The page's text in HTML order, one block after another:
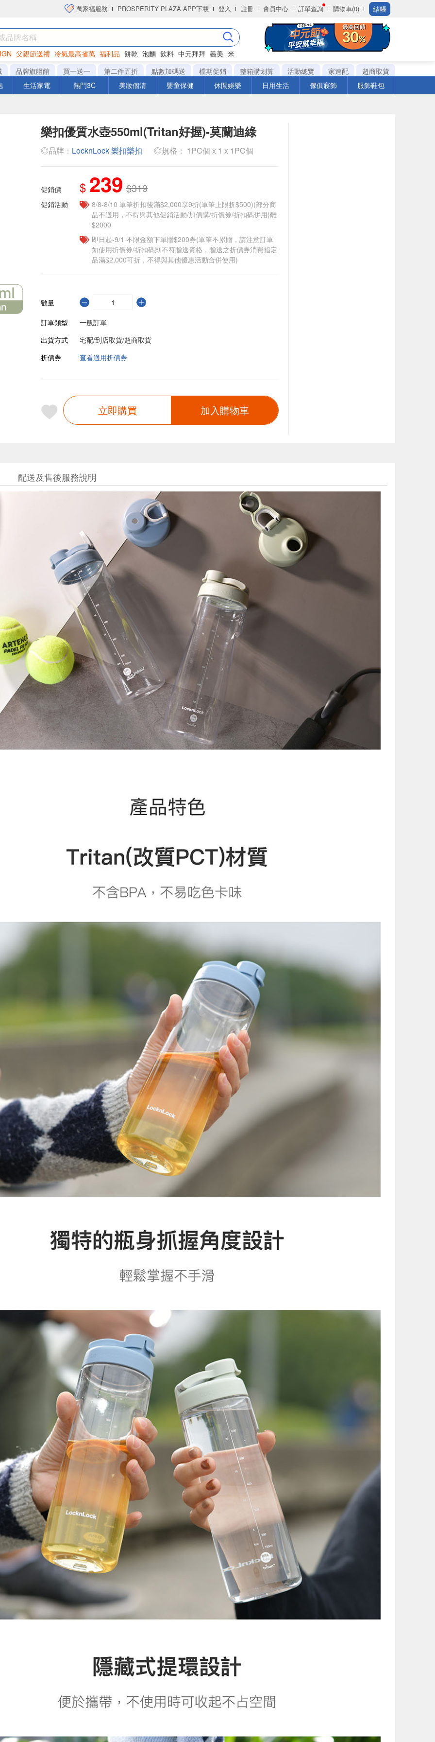
萬家福服務 PROSPERITY PLAZA APP下載 登入 註冊 會員中心 訂單查詢 購物車(0) 結帳
父親節送禮 冷氣最高省萬 福利品 餅乾 泡麵 飲料 中元拜拜 義美 米
洋芋片
品牌旗艦館 買一送一 第二件五折 點數加碼送 檔期促銷 整箱購划算 活動總覽 家速配
超商取貨
生活家電 熱門3C 美妝個清 嬰童保健 休閒娛樂 日用生活 傢俱寢飾 服飾鞋包
樂扣優質水壺550ml(Tritan好握)-莫蘭迪綠
◎品牌： LocknLock 樂扣樂扣 ◎規格： 1PC個 x 1 x 1PC個
促銷價 $ 239 $319
促銷活動
8/8-8/10 單筆折扣後滿$2,000享9折(單筆上限折$500)(部分商
品不適用，不得與其他促銷活動/加價購/折價券/折扣碼併用)離
$2000
即日起-9/1 不限金額下單贈$200券(單筆不累贈，請注意訂單
如使用折價券/折扣碼則不符贈送資格，贈送之折價券消費指定
品滿$2,000可折，不得與其他優惠活動合併使用)
數量
訂單類型
一般訂單
出貨方式
宅配/到店取貨/超商取貨
折價券
查看適用折價券
立即購買 加入購物車
配送及售後服務說明